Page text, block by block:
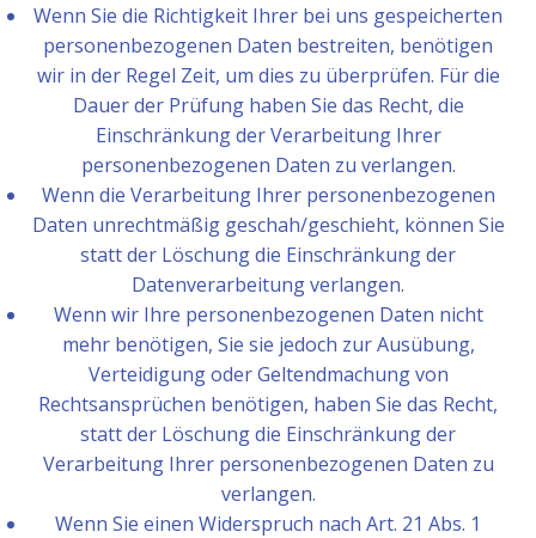
Wenn Sie die Richtigkeit Ihrer bei uns gespeicherten
personenbezogenen Daten bestreiten, benötigen
wir in der Regel Zeit, um dies zu überprüfen. Für die
Dauer der Prüfung haben Sie das Recht, die
Einschränkung der Verarbeitung Ihrer
personenbezogenen Daten zu verlangen.
Wenn die Verarbeitung Ihrer personenbezogenen
Daten unrechtmäßig geschah/geschieht, können Sie
statt der Löschung die Einschränkung der
Datenverarbeitung verlangen.
Wenn wir Ihre personenbezogenen Daten nicht
mehr benötigen, Sie sie jedoch zur Ausübung,
Verteidigung oder Geltendmachung von
Rechtsansprüchen benötigen, haben Sie das Recht,
statt der Löschung die Einschränkung der
Verarbeitung Ihrer personenbezogenen Daten zu
verlangen.
Wenn Sie einen Widerspruch nach Art. 21 Abs. 1